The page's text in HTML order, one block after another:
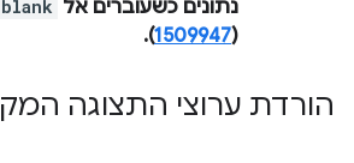
נתונים כשעוברים אל
(
1509947
).
הורדת ערוצי התצוגה